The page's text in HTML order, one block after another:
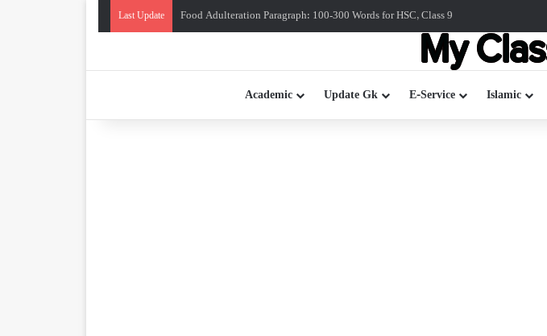
Last Update Food Adulteration Paragraph: 100-300 Words for HSC, Class 9
Academic Update Gk E-Service Islamic